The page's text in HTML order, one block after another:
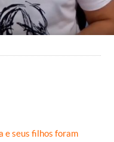
e seus filhos foram